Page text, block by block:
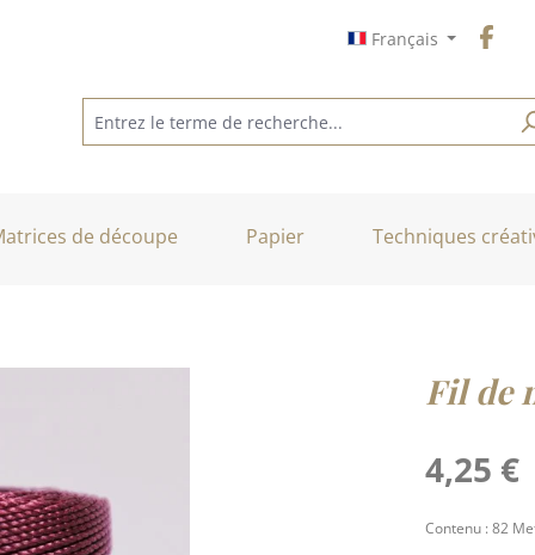
Français
de découpe Papier Techniques
Fil de
Prix régulier :
4,25 €
Contenu : 82